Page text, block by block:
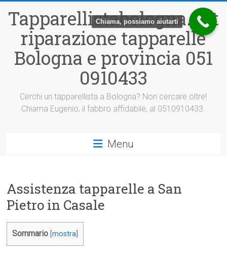
contenuto
Tapparellistabologna.net
riparazione tapparelle
Bologna e provincia 051
0910433
Cerchi un tapparellista a Bologna? Non cercare oltre!
Chiama Eugenio, il fabbro affidabile, al 0510910433.
Menu
Assistenza tapparelle a San
Pietro in Casale
Sommario [mostra
Chiama, possiamo aiutarti